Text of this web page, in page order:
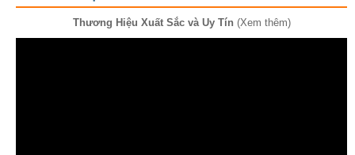
Thương Hiệu Xuất Sắc và Uy Tín (Xem thêm)